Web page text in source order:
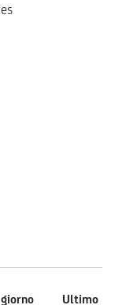
Ultimo